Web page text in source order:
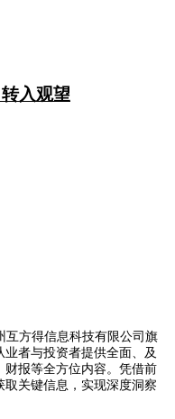
入观望
互方得信息科技有限公司旗
者与投资者提供全面、及
财报等全方位内容。凭借前
关键信息，实现深度洞察